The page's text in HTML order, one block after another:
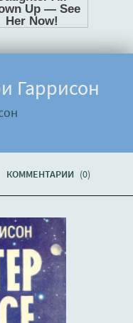
Гаррисон
КОММЕНТАРИИ (0)